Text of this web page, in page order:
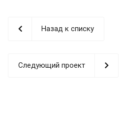
Назад к списку
Следующий проект